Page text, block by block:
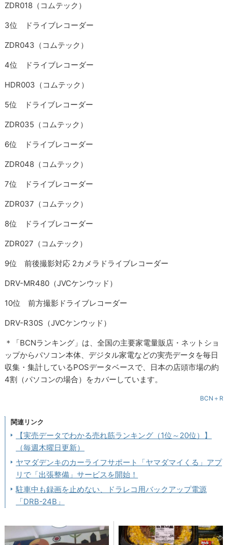
ZDR018（コムテック）
3位 ドライブレコーダー
ZDR043（コムテック）
4位 ドライブレコーダー
HDR003（コムテック）
5位 ドライブレコーダー
ZDR035（コムテック）
6位 ドライブレコーダー
ZDR048（コムテック）
7位 ドライブレコーダー
ZDR037（コムテック）
8位 ドライブレコーダー
ZDR027（コムテック）
9位 前後撮影対応 2カメラドライブレコーダー
DRV-MR480（JVCケンウッド）
10位 前方撮影ドライブレコーダー
DRV-R30S（JVCケンウッド）
＊「BCNランキング」は、全国の主要家電量販店・ネットショ
ップからパソコン本体、デジタル家電などの実売データを毎日
収集・集計しているPOSデータベースで、日本の店頭市場の約
4割（パソコンの場合）をカバーしています。
BCN＋R
関連リンク
【実売データでわかる売れ筋ランキング（1位～20位）】
（毎週木曜日更新）
ヤマダデンキのカーライフサポート「ヤマダマイくる」アプ
リで「出張整備」サービスを開始！
駐車中も録画を止めない、ドラレコ用バックアップ電源
「DRB-24B」